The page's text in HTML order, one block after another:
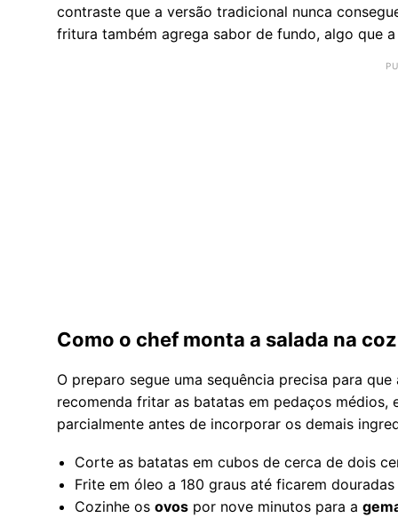
contraste que a versão tradicional nunca
fritura também agrega sabor de fundo, algo que
Como o chef monta a salada na
O preparo segue uma sequência precisa para
recomenda fritar as batatas em pedaços
parcialmente antes de incorporar os demais
Corte as batatas em cubos de cerca de dois
Frite em óleo a 180 graus até ficarem
Cozinhe os ovos por nove minutos para a